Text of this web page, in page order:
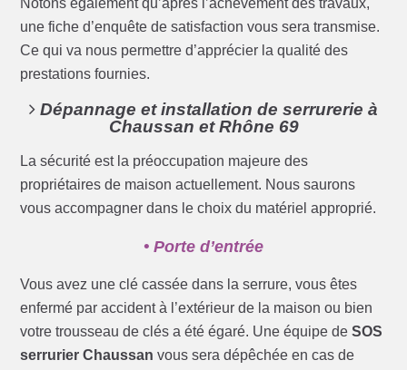
Notons également qu’après l’achèvement des travaux,
une fiche d’enquête de satisfaction vous sera transmise.
Ce qui va nous permettre d’apprécier la qualité des
prestations fournies.
Dépannage et installation de serrurerie à
Chaussan et Rhône 69
La sécurité est la préoccupation majeure des
propriétaires de maison actuellement. Nous saurons
vous accompagner dans le choix du matériel approprié.
• Porte d’entrée
Vous avez une clé cassée dans la serrure, vous êtes
enfermé par accident à l’extérieur de la maison ou bien
votre trousseau de clés a été égaré. Une équipe deSOS
serrurier Chaussan vous sera dépêchée en cas de